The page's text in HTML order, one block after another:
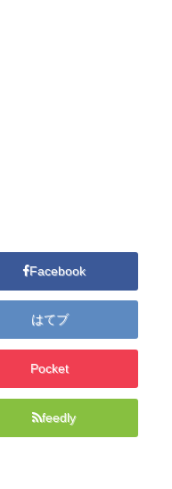
Facebook
はてブ
Pocket
feedly